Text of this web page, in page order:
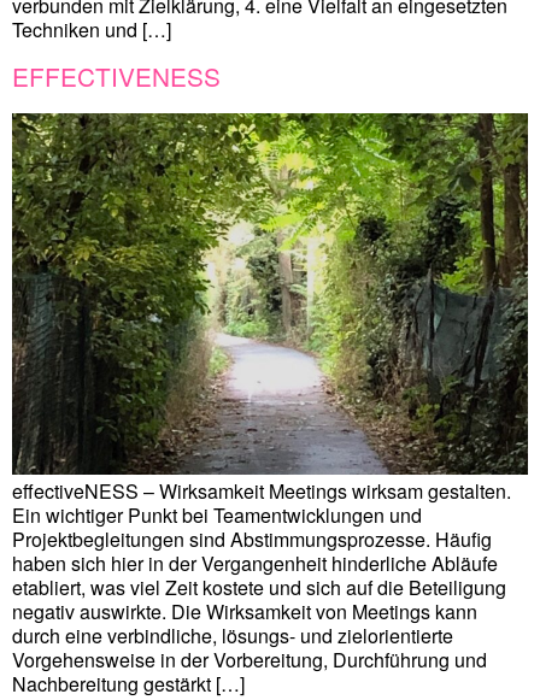
Techniken und […]
EFFECTIVENESS
effectiveNESS – Wirksamkeit Meetings wirksam gestalten.
Ein wichtiger Punkt bei Teamentwicklungen und
Projektbegleitungen sind Abstimmungsprozesse. Häufig
haben sich hier in der Vergangenheit hinderliche Abläufe
etabliert, was viel Zeit kostete und sich auf die Beteiligung
negativ auswirkte. Die Wirksamkeit von Meetings kann
durch eine verbindliche, lösungs- und zielorientierte
Vorgehensweise in der Vorbereitung, Durchführung und
Nachbereitung gestärkt […]